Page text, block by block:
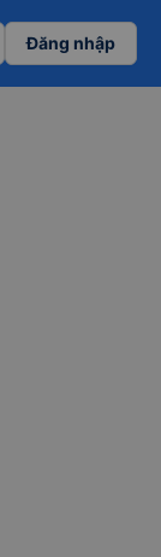
Đăng nhập